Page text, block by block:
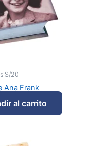
S/20
Ana Frank
al carrito